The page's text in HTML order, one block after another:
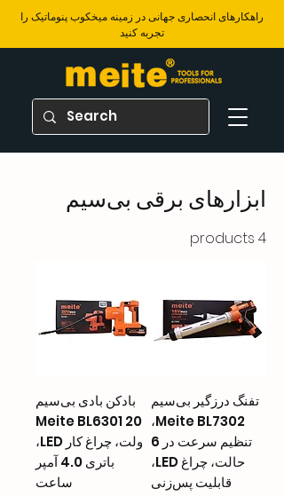
​راهکارهای انحصاری جهانی در زمینه میخکوب پنوماتیک را
تجربه کنید
ابزارهای برقی بی‌سیم
4 products
تفنگ درزگیر بی‌سیم
Meite BL7302،
تنظیم سرعت در 6
حالت، چراغ LED،
قابلیت پس‌زنی
بادکن بادی بی‌سیم
Meite BL6301 20
ولت، چراغ کار LED،
باتری 4.0 آمپر
ساعت